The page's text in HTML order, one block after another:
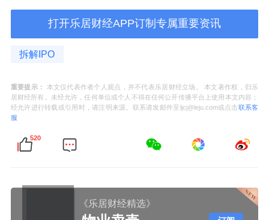
毛利率分别为33.73%、13.93%、5.83%，可
谓“断崖式”下跌。
目前，煤炭价格仍呈现上涨趋势，这或将对和
特能源的利润进一步带来挑战。
国家统计局数据显示，今年9月中旬无烟煤（洗
中块）、山西优混（5500大卡）、焦煤（主焦
煤）价格分别为1387.6元/吨、920.3元/吨、
2.2%、6.7%和3.4%。
打开乐居财经APP订制专属重要资讯
拆解IPO
重要提示：
本文仅代表作者个人观点，并不代表乐居财经立场。 本文著作权，归乐
居财经所有。未经允许，任何单位或个人不得在任何公开传播平台上使用本文内容；
经允许进行转载或引用时，请注明来源。联系请发邮件至ljcj@leju.com或点击联系客
服
520
《乐居财经精选》